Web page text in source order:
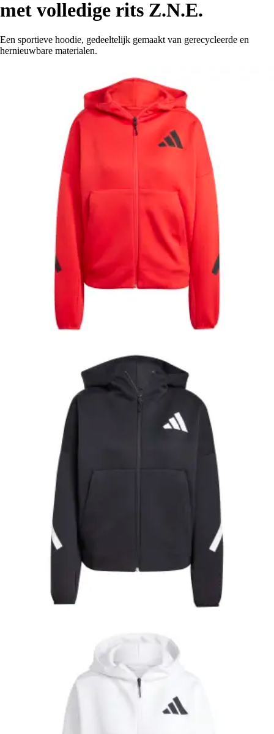
met volledige rits Z.N.E.
Een sportieve hoodie, gedeeltelijk gemaakt van gerecycleerde en
hernieuwbare materialen.